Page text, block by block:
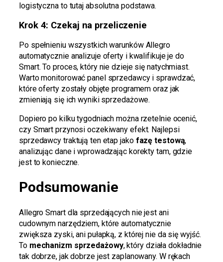
logistyczna to tutaj absolutna podstawa.
Krok 4: Czekaj na przeliczenie
Po spełnieniu wszystkich warunków Allegro
automatycznie analizuje oferty i kwalifikuje je do
Smart. To proces, który nie dzieje się natychmiast.
Warto monitorować panel sprzedawcy i sprawdzać,
które oferty zostały objęte programem oraz jak
zmieniają się ich wyniki sprzedażowe.
Dopiero po kilku tygodniach można rzetelnie ocenić,
czy Smart przynosi oczekiwany efekt. Najlepsi
sprzedawcy traktują ten etap jako fazę testową,
analizując dane i wprowadzając korekty tam, gdzie
jest to konieczne.
Podsumowanie
Allegro Smart dla sprzedających nie jest ani
cudownym narzędziem, które automatycznie
zwiększa zyski, ani pułapką, z której nie da się wyjść.
To mechanizm sprzedażowy, który działa dokładnie
tak dobrze, jak dobrze jest zaplanowany. W rękach